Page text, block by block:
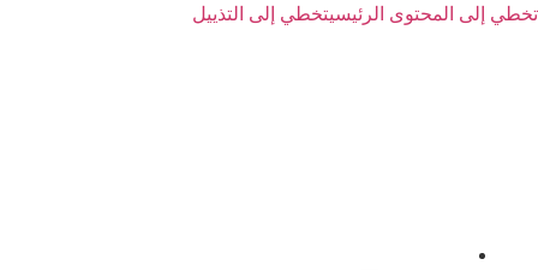
تخطي إلى المحتوى الرئيسيتخطي إلى التذييل